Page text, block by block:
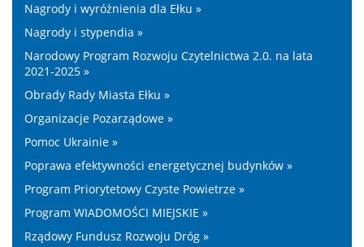
Nagrody i wyróżnienia dla Ełku »
Nagrody i stypendia »
Narodowy Program Rozwoju Czytelnictwa 2.0. na lata
2021-2025 »
Obrady Rady Miasta Ełku »
Organizacje Pozarządowe »
Pomoc Ukrainie »
Poprawa efektywności energetycznej budynków »
Program Priorytetowy Czyste Powietrze »
Program WIADOMOŚCI MIEJSKIE »
Rządowy Fundusz Rozwoju Dróg »